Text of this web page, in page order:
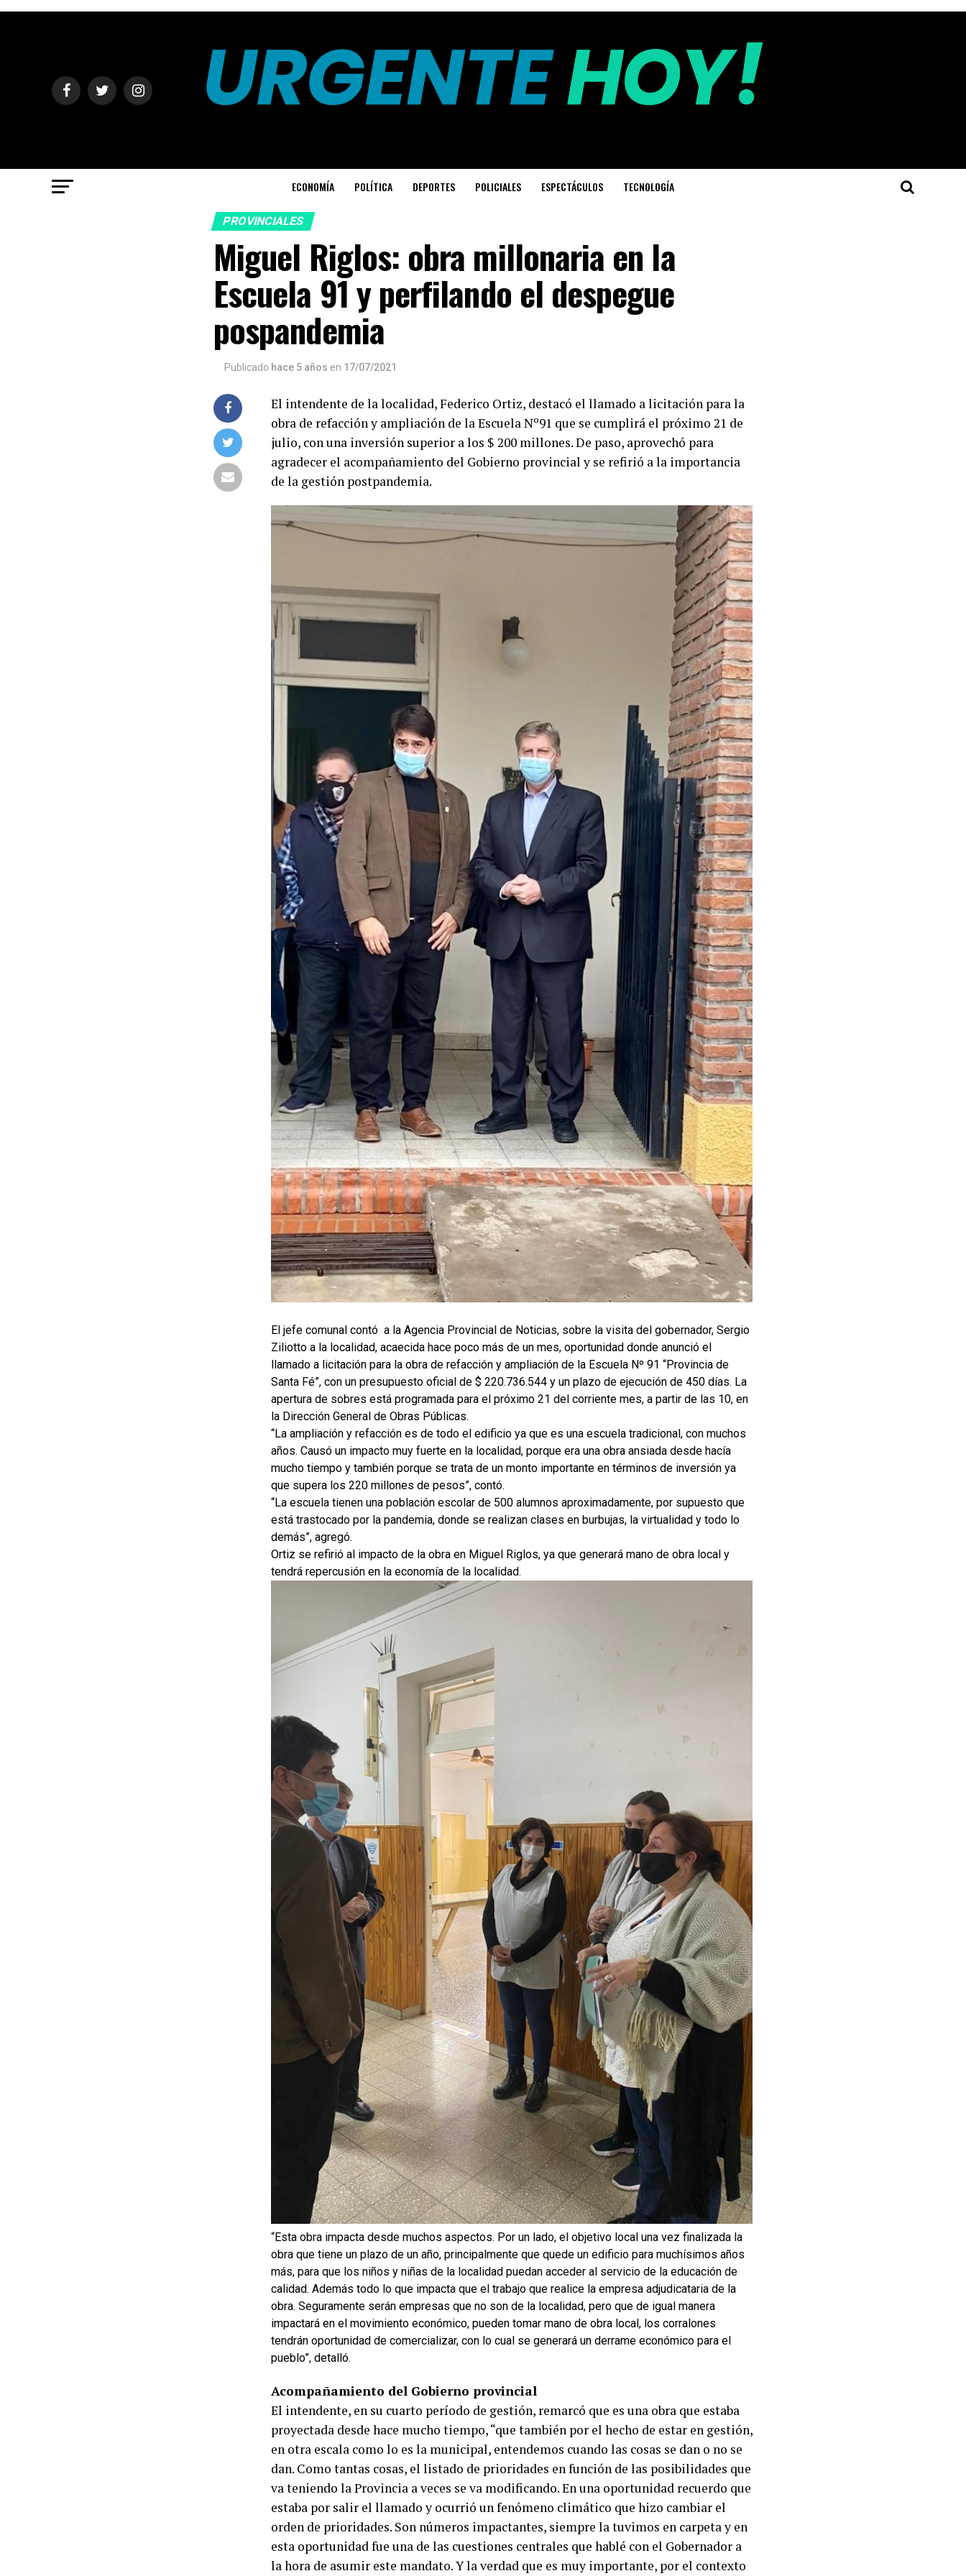
ECONOMÍA POLÍTICA DEPORTES POLICIALES ESPECTÁCULOS TECNOLOGÍA
PROVINCIALES
Miguel Riglos: obra millonaria en la
Escuela 91 y perfilando el despegue
pospandemia
Publicado hace 5 años en 17/07/2021
El intendente de la localidad, Federico Ortiz, destacó el llamado a licitación para la
obra de refacción y ampliación de la Escuela Nº91 que se cumplirá el próximo 21 de
julio, con una inversión superior a los $ 200 millones. De paso, aprovechó para
agradecer el acompañamiento del Gobierno provincial y se refirió a la importancia
de la gestión postpandemia.
El jefe comunal contó a la Agencia Provincial de Noticias, sobre la visita del gobernador, Sergio
Ziliotto a la localidad, acaecida hace poco más de un mes, oportunidad donde anunció el
llamado a licitación para la obra de refacción y ampliación de la Escuela Nº 91 “Provincia de
Santa Fé”, con un presupuesto oficial de $ 220.736.544 y un plazo de ejecución de 450 días. La
apertura de sobres está programada para el próximo 21 del corriente mes, a partir de las 10, en
la Dirección General de Obras Públicas.
“La ampliación y refacción es de todo el edificio ya que es una escuela tradicional, con muchos
años. Causó un impacto muy fuerte en la localidad, porque era una obra ansiada desde hacía
mucho tiempo y también porque se trata de un monto importante en términos de inversión ya
que supera los 220 millones de pesos”, contó.
“La escuela tienen una población escolar de 500 alumnos aproximadamente, por supuesto que
está trastocado por la pandemia, donde se realizan clases en burbujas, la virtualidad y todo lo
demás”, agregó.
Ortiz se refirió al impacto de la obra en Miguel Riglos, ya que generará mano de obra local y
tendrá repercusión en la economía de la localidad.
“Esta obra impacta desde muchos aspectos. Por un lado, el objetivo local una vez finalizada la
obra que tiene un plazo de un año, principalmente que quede un edificio para muchísimos años
más, para que los niños y niñas de la localidad puedan acceder al servicio de la educación de
calidad. Además todo lo que impacta que el trabajo que realice la empresa adjudicataria de la
obra. Seguramente serán empresas que no son de la localidad, pero que de igual manera
impactará en el movimiento económico, pueden tomar mano de obra local, los corralones
tendrán oportunidad de comercializar, con lo cual se generará un derrame económico para el
pueblo”, detalló.
Acompañamiento del Gobierno provincial
El intendente, en su cuarto período de gestión, remarcó que es una obra que estaba
proyectada desde hace mucho tiempo, “que también por el hecho de estar en gestión,
en otra escala como lo es la municipal, entendemos cuando las cosas se dan o no se
dan. Como tantas cosas, el listado de prioridades en función de las posibilidades que
va teniendo la Provincia a veces se va modificando. En una oportunidad recuerdo que
estaba por salir el llamado y ocurrió un fenómeno climático que hizo cambiar el
orden de prioridades. Son números impactantes, siempre la tuvimos en carpeta y en
esta oportunidad fue una de las cuestiones centrales que hablé con el Gobernador a
la hora de asumir este mandato. Y la verdad que es muy importante, por el contexto